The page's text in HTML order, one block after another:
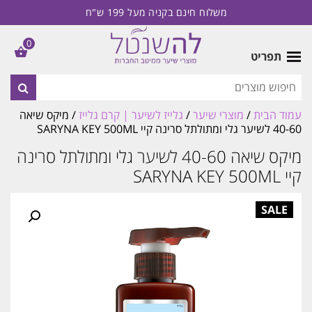
משלוח חינם בקניה מעל 199 ש"ח
תפריט
עמוד הבית/ מוצרי שיער/ גלייז לשיער | קרם גלייז / מיקס שיאה
40-60 לשיער גלי ומתולתל סרינה קיי SARYNA KEY 500ML
מיקס שיאה 40-60 לשיער גלי ומתולתל סרינה
קיי SARYNA KEY 500ML
0